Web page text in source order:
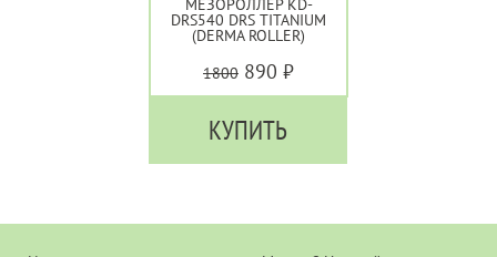
МЕЗОРОЛЛЕР KD-
DRS540 DRS TITANIUM
(DERMA ROLLER)
1800 890 ₽
КУПИТЬ